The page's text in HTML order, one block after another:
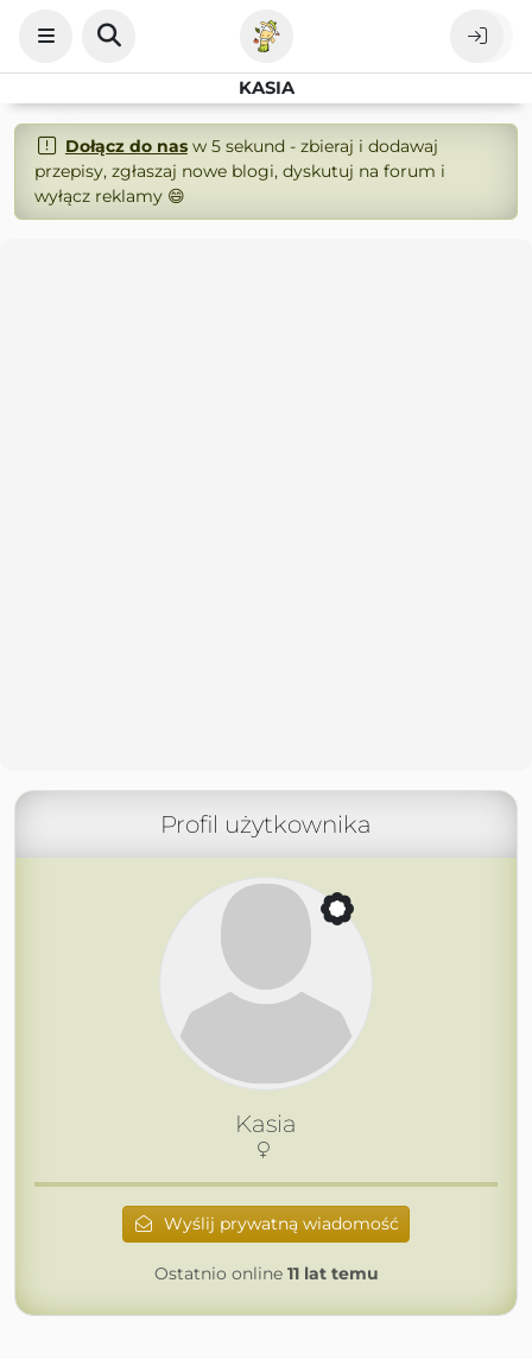
KASIA
Dołącz do nasw 5 sekund - zbieraj i dodawaj
przepisy, zgłaszaj nowe blogi, dyskutuj na forum i
wyłącz reklamy 😄
Profil użytkownika
Kasia
Wyślij prywatną wiadomość
Ostatnio online 11 lat temu